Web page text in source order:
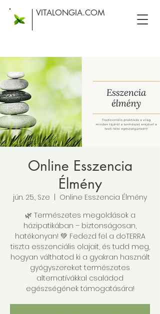
VITALONGIA.COM
Online Esszencia
Élmény
jún. 25., Sze
Online Esszencia Élmény
🌿 Természetes megoldások a
házipatikában – biztonságosan,
hatékonyan! 💚 Fedezd fel a doTERRA
tiszta esszenciális olajait, és tudd meg,
hogyan válthatod ki a gyakran használt
gyógyszereket természetes
alternatívákkal családod
egészségének támogatására!